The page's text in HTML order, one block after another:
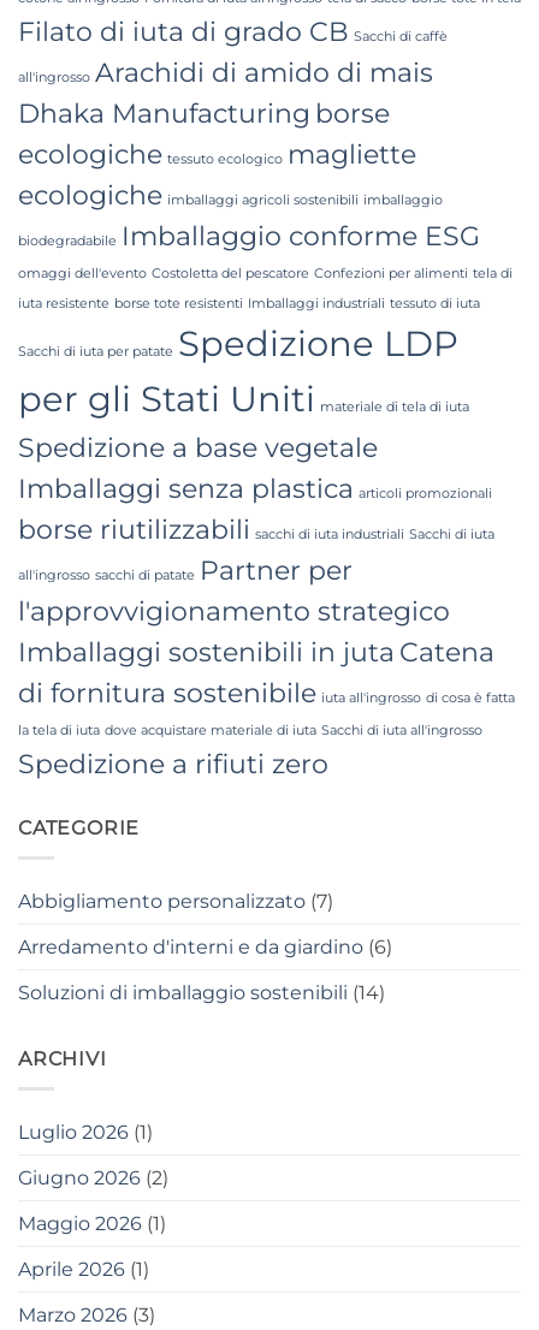
Filato di iuta di grado CB Sacchi di caffè
all'ingrosso Arachidi di amido di mais
Dhaka Manufacturing borse
ecologiche tessuto ecologico magliette
ecologiche imballaggi agricoli sostenibili imballaggio
biodegradabile Imballaggio conforme ESG
omaggi dell'evento Costoletta del pescatore Confezioni per alimenti tela di
iuta resistente borse tote resistenti Imballaggi industriali tessuto di iuta
Sacchi di iuta per patate Spedizione LDP
per gli Stati Uniti materiale di tela di iuta
Spedizione a base vegetale
Imballaggi senza plastica articoli promozionali
borse riutilizzabili sacchi di iuta industriali Sacchi di iuta
all'ingrosso sacchi di patate Partner per
l'approvvigionamento strategico
Imballaggi sostenibili in juta Catena
di fornitura sostenibile iuta all'ingrosso di cosa è fatta
la tela di iuta dove acquistare materiale di iuta Sacchi di iuta all'ingrosso
Spedizione a rifiuti zero
CATEGORIE
Abbigliamento personalizzato (7)
Arredamento d'interni e da giardino (6)
Soluzioni di imballaggio sostenibili (14)
ARCHIVI
Luglio 2026 (1)
Giugno 2026 (2)
Maggio 2026 (1)
Aprile 2026 (1)
Marzo 2026 (3)